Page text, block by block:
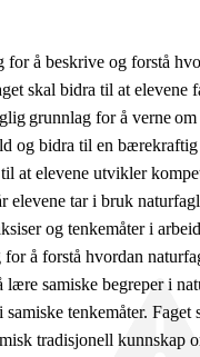
sentrale verdier
for å beskrive og forstå
skal bidra til at elevene
grunnlag for å verne om
og bidra til en
at elevene utvikler
elevene tar i bruk
og tenkemåter i
å forstå hvordan
samiske begreper i
tenkemåter. Faget
tradisjonell kunnskap